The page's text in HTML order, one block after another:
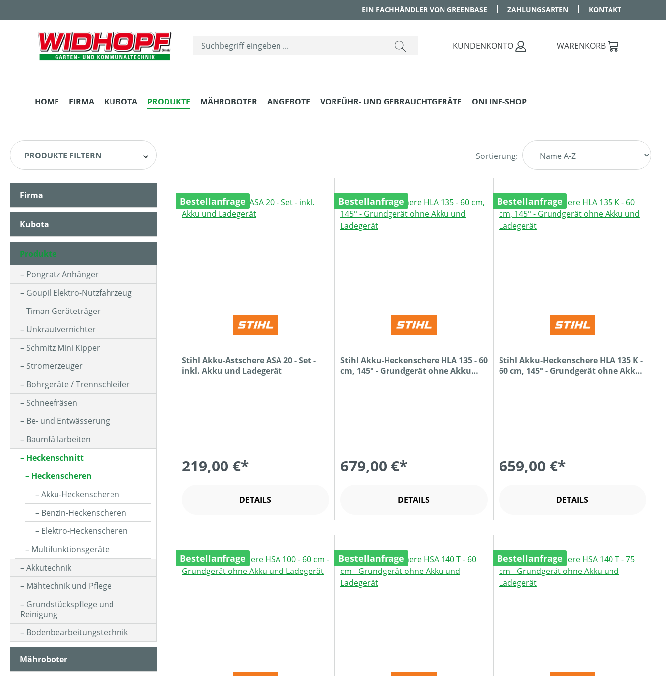
EIN FACHHÄNDLER VON GREENBASE ZAHLUNGSARTEN KONTAKT
KUNDENKONTO WARENKORB
HOME FIRMA KUBOTA PRODUKTE MÄHROBOTER ANGEBOTE VORFÜHR- UND GEBRAUCHTGERÄTE ONLINE-SHOP
PRODUKTE FILTERN
HERSTELLER
ARBEITSHÖHE MIN-MAX (IN CM)
ARBEITSZEIT (IN MIN)
ASTSTÄRKE MAX (IN MM)
BETRIEBSART
FARBE (GERÄT)
HUBRAUM (IN CM³)
KLASSIFIZIERUNG
MOTORLEISTUNG (IN PS)
MOTORLEISTUNG (IN UMDREHUNGEN/MIN)
MOTORLEISTUNG (IN WATT)
MOTORLEISTUNG (IN KW)
MOTORTYP (HERSTELLERBEZEICHNUNG)
Firma
Kubota
Produkte
Pongratz Anhänger
Goupil Elektro-Nutzfahrzeug
Timan Geräteträger
Unkrautvernichter
Schmitz Mini Kipper
Stromerzeuger
Bohrgeräte / Trennschleifer
Schneefräsen
Be- und Entwässerung
Baumfällarbeiten
Heckenschnitt
Heckenscheren
Akku-Heckenscheren
Benzin-Heckenscheren
Elektro-Heckenscheren
Multifunktionsgeräte
Akkutechnik
Mähtechnik und Pflege
Grundstückspflege und
Reinigung
Bodenbearbeitungstechnik
Mähroboter
Sortierung:
Bestellanfrage
Stihl Akku-Astschere ASA 20 - Set -
inkl. Akku und Ladegerät
219,00 €*
DETAILS
Bestellanfrage
Stihl Akku-Heckenschere HLA 135 - 60
cm, 145° - Grundgerät ohne Akku
679,00 €*
DETAILS
Bestellanfrage
Stihl Akku-Heckenschere HLA 135 K -
60 cm, 145° - Grundgerät ohne Akku
659,00 €*
DETAILS
Bestellanfrage Bestellanfrage Bestellanfrage